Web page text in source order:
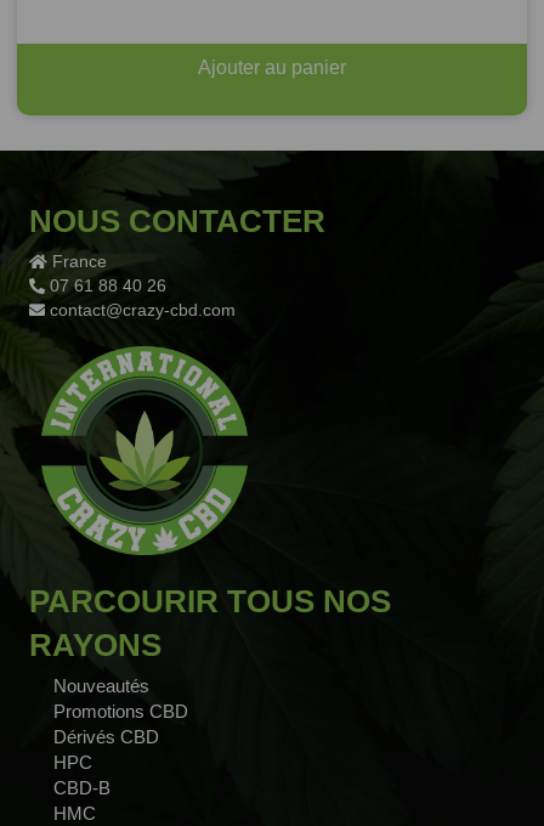
Ajouter au panier
NOUS CONTACTER
France
07 61 88 40 26
contact@crazy-cbd.com
PARCOURIR TOUS NOS
RAYONS
Nouveautés
Promotions CBD
Dérivés CBD
HPC
CBD-B
HMC